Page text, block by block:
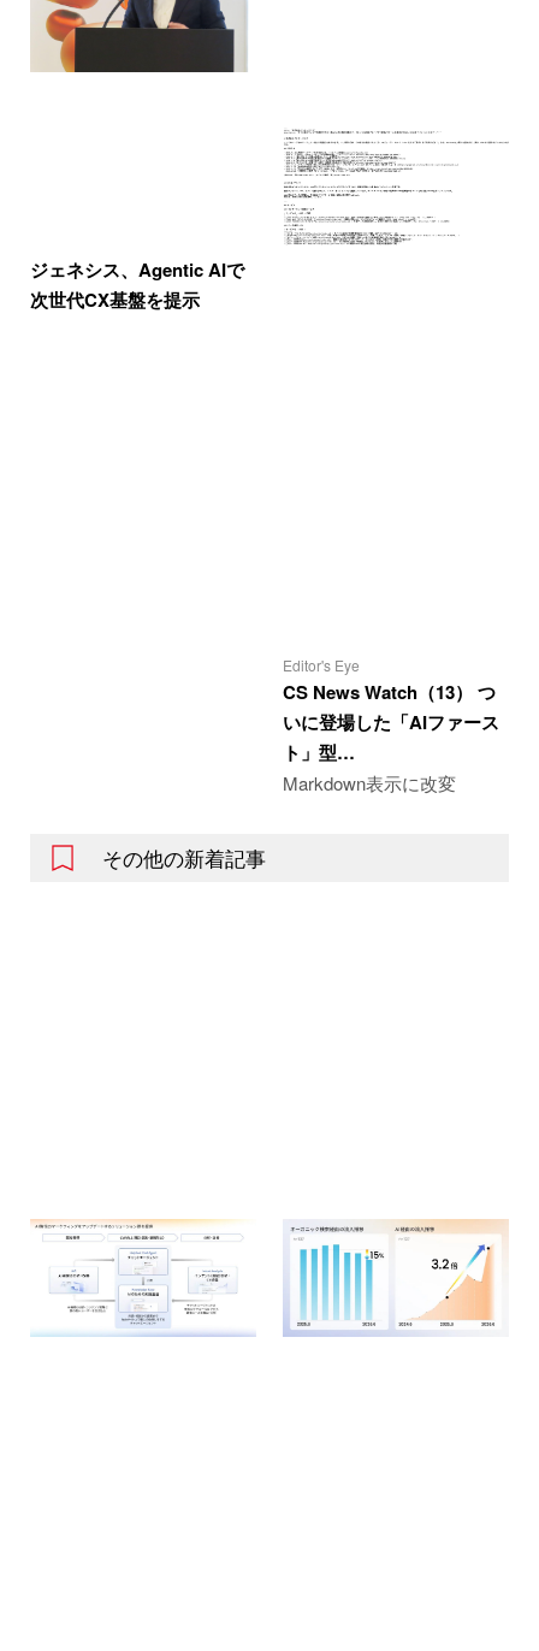
ジェネシス、Agentic AIで
次世代CX基盤を提示
Editor's Eye
CS News Watch（13） つ
いに登場した「AIファース
ト」型…
Markdown表示に改変
その他の新着記事